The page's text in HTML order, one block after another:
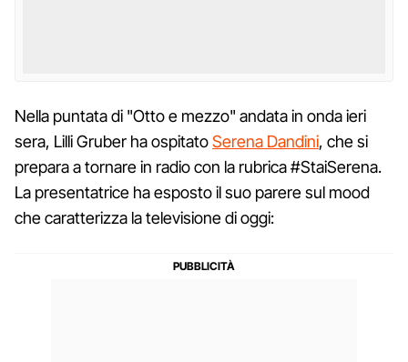
Nella puntata di "Otto e mezzo" andata in onda ieri
sera, Lilli Gruber ha ospitatoSerena Dandini, che si
prepara a tornare in radio con la rubrica #StaiSerena.
La presentatrice ha esposto il suo parere sul mood
che caratterizza la televisione di oggi: